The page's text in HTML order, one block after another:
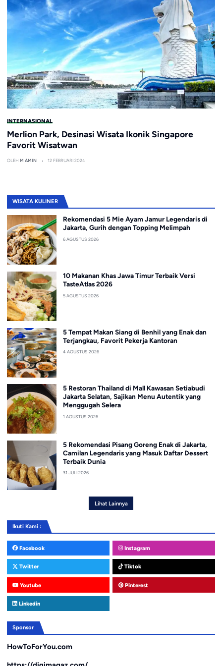
INTERNASIONAL
Merlion Park, Desinasi Wisata Ikonik Singapore
Favorit Wisatwan
OLEH M AMIN 12 FEBRUARI 2024
WISATA KULINER
Rekomendasi 5 Mie Ayam Jamur Legendaris di
Jakarta, Gurih dengan Topping Melimpah
6 AGUSTUS 2026
10 Makanan Khas Jawa Timur Terbaik Versi
TasteAtlas 2026
5 AGUSTUS 2026
5 Tempat Makan Siang di Benhil yang Enak dan
Terjangkau, Favorit Pekerja Kantoran
4 AGUSTUS 2026
5 Restoran Thailand di Mall Kawasan Setiabudi
Jakarta Selatan, Sajikan Menu Autentik yang
Menggugah Selera
1 AGUSTUS 2026
5 Rekomendasi Pisang Goreng Enak di Jakarta,
Camilan Legendaris yang Masuk Daftar Dessert
Terbaik Dunia
31 JULI 2026
Lihat Lainnya
Ikuti Kami :
Facebook Instagram
Twitter Tiktok
Youtube Pinterest
Linkedin
Sponsor
HowToForYou.com